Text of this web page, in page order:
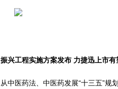
振兴工程实施方案发布 力捷迅上市
从中医药法、中医药发展“十三五”